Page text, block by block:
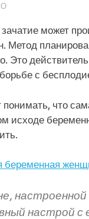
1
может
Метод
Это
с
понимать, что
исходе
настроенной
настрой с